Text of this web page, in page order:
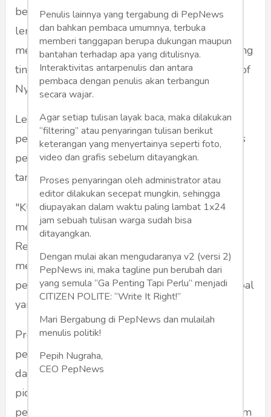
bermartabat dan berintegritas, maka semua
lembaga penegak hukum harus satu sistem,
memiliki pedoman yang sama, serta menjunjung
tinggi keadilan dan hak asasi manusia," ujar Prof
Nyoman
Lebih jauh Prof Nyoman menyatakan bahwa
penyusunan KUHAP harus mampu merespons
perkembangan zaman, sosial budaya dan
tantangan global yang kian kompleks.
"KUHAP yang sedang dirancang ini harus
menjadi jawaban atas kebutuhan zaman.
Reformasi hukum acara pidana wajib
mempertimbangkan dinamika sosial,
perkembangan teknologi, serta tantangan global
yang terus berubah," ungkapnya.
Prof Nyoman juga menyoroti pentingnya
pemahaman dan pembagian peran yang jelas
dalam setiap tahapan penanganan perkara
pidana, terutama terkait peran penyidik dan
penyelidik. Hal ini bertujuan agar proses hukum
Penulis lainnya yang tergabung di PepNews
dan bahkan pembaca umumnya, terbuka
memberi tanggapan berupa dukungan maupun
bantahan terhadap apa yang ditulisnya.
Interaktivitas antarpenulis dan antara
pembaca dengan penulis akan terbangun
secara wajar.
Agar setiap tulisan layak baca, maka dilakukan
“filtering” atau penyaringan tulisan berikut
keterangan yang menyertainya seperti foto,
video dan grafis sebelum ditayangkan.
Proses penyaringan oleh administrator atau
editor dilakukan secepat mungkin, sehingga
diupayakan dalam waktu paling lambat 1x24
jam sebuah tulisan warga sudah bisa
ditayangkan.
Dengan mulai akan mengudaranya v2 (versi 2)
PepNews ini, maka tagline pun berubah dari
yang semula “Ga Penting Tapi Perlu” menjadi
CITIZEN POLITE: “Write It Right!”
Mari Bergabung di PepNews dan mulailah
menulis politik!
Pepih Nugraha,
CEO PepNews